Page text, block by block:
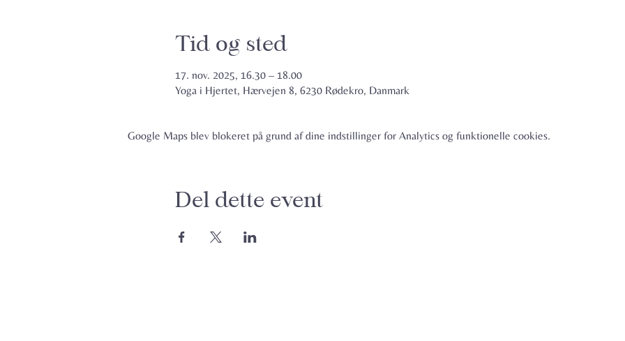
Tid og sted
17. nov. 2025, 16.30 – 18.00
Yoga i Hjertet, Hærvejen 8, 6230 Rødekro, Danmark
Google Maps blev blokeret på grund af dine indstillinger for Analytics og funktionelle cookies.
Del dette event